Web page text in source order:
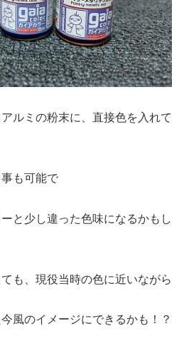
ルミの粉末に、直接色を入れて
も可能で
と少し違った色味になるかもし
も、現役当時の色に近いながら
風のイメージにできるかも！？